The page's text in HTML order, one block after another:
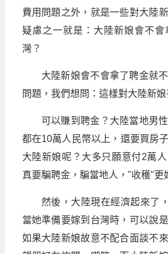
費用問題之外，就是一些對大陸
疑慮之一就是：大陸新娘會不
灣？
大陸新娘會不會拿了聘金就
問題，我們想問：這樣對大陸新娘
可以賺到聘金？大陸當地男
都在10萬人民幣以上，還要買房
大陸新娘呢？大多只願意付2萬
真要騙聘金，騙當地人，"收穫"更
然後，大陸現在經濟起來了
當她準備要嫁到台灣時，可以說
如果大陸新娘故意不配合面談不